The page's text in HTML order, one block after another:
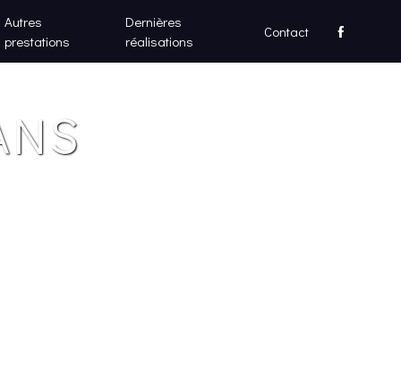
Autres
prestations
Dernières
réalisations
Contact